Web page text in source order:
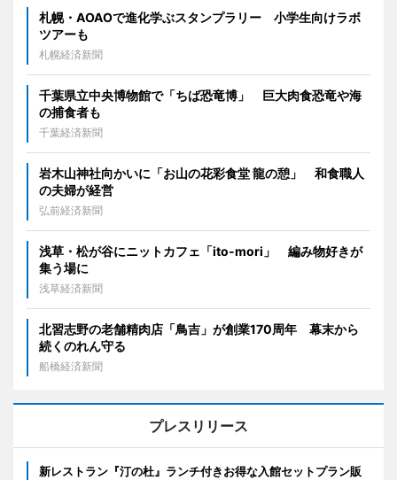
札幌・AOAOで進化学ぶスタンプラリー 小学生向けラボ
ツアーも
札幌経済新聞
千葉県立中央博物館で「ちば恐竜博」 巨大肉食恐竜や海
の捕食者も
千葉経済新聞
岩木山神社向かいに「お山の花彩食堂 龍の憩」 和食職人
の夫婦が経営
弘前経済新聞
浅草・松が谷にニットカフェ「ito-mori」 編み物好きが
集う場に
浅草経済新聞
北習志野の老舗精肉店「鳥吉」が創業170周年 幕末から
続くのれん守る
船橋経済新聞
プレスリリース
新レストラン『汀の杜』ランチ付きお得な入館セットプラン販